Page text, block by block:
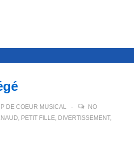
DE COEUR MUSICAL
NO
, PETIT FILLE, DIVERTISSEMENT,